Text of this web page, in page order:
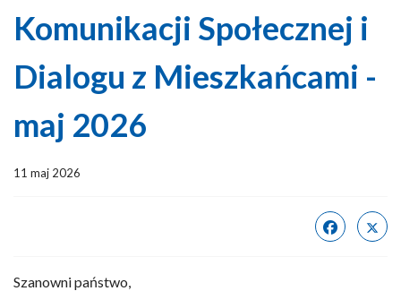
Komunikacji Społecznej i
Dialogu z Mieszkańcami -
maj 2026
11 maj 2026
Szanowni państwo,